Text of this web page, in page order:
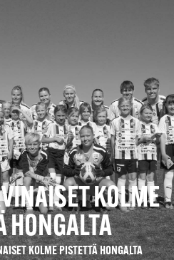
KOLME
HONGALTA
KOLME PISTETTÄ HONGALTA